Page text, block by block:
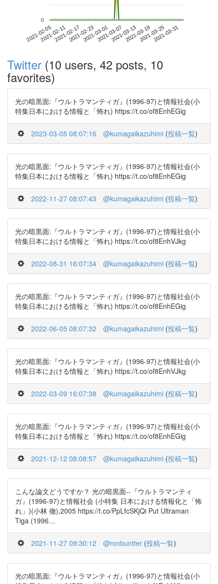
2021-02-052021-02-112021-02-172021-02-232021-03-012021-03-072021-03-132021-03-192021-03-252021-03-31
0
Twitter (10 users, 42 posts, 10
favorites)
光の暗黒面:『ウルトラマンティガ』(1996-97)と情報社会(小
特集日本における情報と「怖れ) https://t.co/of8EnhEGig
2023-03-05 08:07:16 @kumagaikazuhimi (投稿一覧)
光の暗黒面:『ウルトラマンティガ』(1996-97)と情報社会(小
特集日本における情報と「怖れ) https://t.co/of8EnhEGig
2022-11-27 08:07:43 @kumagaikazuhimi (投稿一覧)
光の暗黒面:『ウルトラマンティガ』(1996-97)と情報社会(小
特集日本における情報と「怖れ) https://t.co/of8EnhVJkg
2022-08-31 16:07:34 @kumagaikazuhimi (投稿一覧)
光の暗黒面:『ウルトラマンティガ』(1996-97)と情報社会(小
特集日本における情報と「怖れ) https://t.co/of8EnhEGig
2022-06-05 08:07:32 @kumagaikazuhimi (投稿一覧)
光の暗黒面:『ウルトラマンティガ』(1996-97)と情報社会(小
特集日本における情報と「怖れ) https://t.co/of8EnhVJkg
2022-03-09 16:07:38 @kumagaikazuhimi (投稿一覧)
光の暗黒面:『ウルトラマンティガ』(1996-97)と情報社会(小
特集日本における情報と「怖れ) https://t.co/of8EnhEGig
2021-12-12 08:08:57 @kumagaikazuhimi (投稿一覧)
こんな論文どうですか？ 光の暗黒面--『ウルトラマンティ
ガ』(1996-97)と情報社会 (小特集 日本における情報化と「怖
れ」)(小林 徹),2005 https://t.co/PpLfcSKjQi Put Ultraman
Tiga (1996…
2021-11-27 09:30:12 @ronbuntter (投稿一覧)
光の暗黒面:『ウルトラマンティガ』(1996-97)と情報社会(小